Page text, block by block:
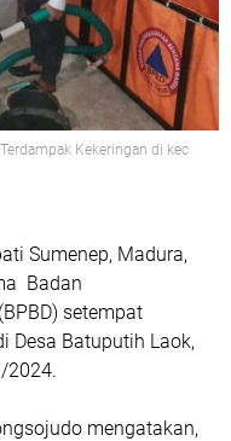
Kekeringan di kec
Sumenep, Madura,
Badan
setempat
Desa Batuputih Laok,
2024.
mengatakan,